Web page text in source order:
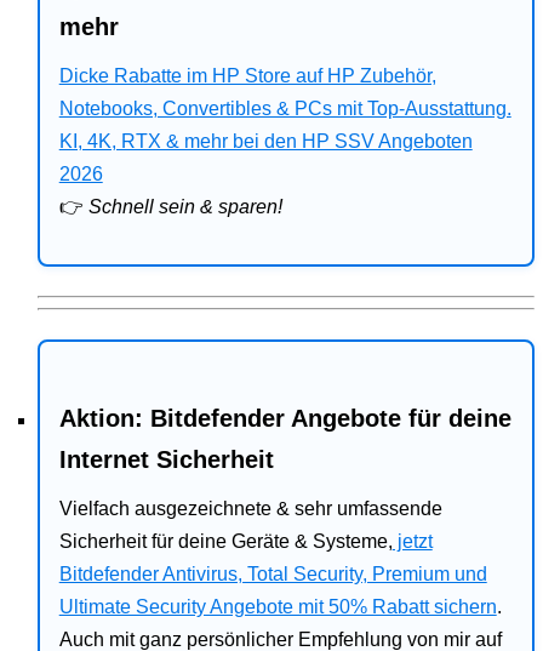
Business
Angebote
Bitdefender
Ratgeber
mehr
Dicke Rabatte im HP Store auf HP Zubehör,
Notebooks, Convertibles & PCs mit Top-Ausstattung.
KI, 4K, RTX & mehr bei den HP SSV Angeboten
2026
👉 Schnell sein & sparen!
Aktion: Bitdefender Angebote für deine
Internet Sicherheit
Vielfach ausgezeichnete & sehr umfassende
Sicherheit für deine Geräte & Systeme, jetzt
Bitdefender Antivirus, Total Security, Premium und
Ultimate Security Angebote mit 50% Rabatt sichern.
Auch mit ganz persönlicher Empfehlung von mir auf